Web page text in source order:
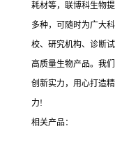
耗材等，联博科生物
多种，可随时为广大
校、研究机构、诊断
高质量生物产品。我
创新实力，用心打造
力!
相关产品：